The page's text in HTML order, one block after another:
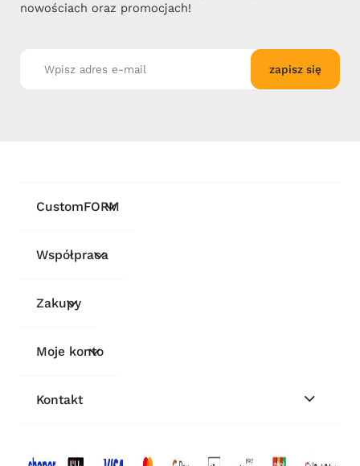
nowościach oraz promocjach!
zapisz się
CustomFORM
Współpraca
Zakupy
Moje konto
Kontakt